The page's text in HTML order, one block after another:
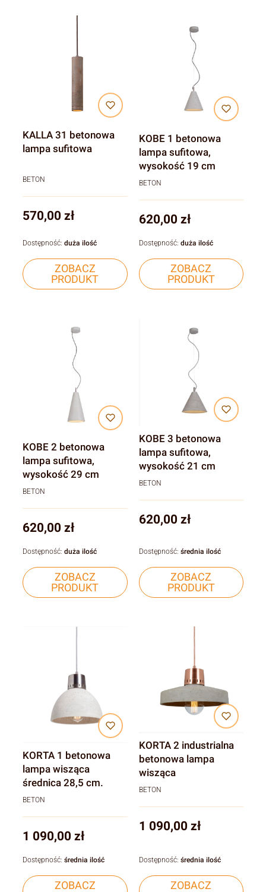
KALLA 31 betonowa
lampa sufitowa
BETON
Cena
570,00 zł
ZOBACZ
PRODUKT
Dostępność: duża ilość
KOBE 1 betonowa
lampa sufitowa,
wysokość 19 cm
BETON
Cena
620,00 zł
ZOBACZ
PRODUKT
Dostępność: duża ilość
KOBE 2 betonowa
lampa sufitowa,
wysokość 29 cm
BETON
Cena
620,00 zł
ZOBACZ
PRODUKT
Dostępność: duża ilość
KOBE 3 betonowa
lampa sufitowa,
wysokość 21 cm
BETON
Cena
620,00 zł
ZOBACZ
PRODUKT
Dostępność: średnia ilość
KORTA 1 betonowa
lampa wisząca
średnica 28,5 cm.
BETON
Cena
1 090,00 zł
ZOBACZ
Dostępność: średnia ilość
KORTA 2 industrialna
betonowa lampa
wisząca
BETON
Cena
1 090,00 zł
ZOBACZ
Dostępność: średnia ilość